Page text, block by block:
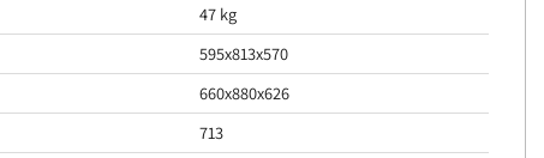
47 kg
595x813x570
660x880x626
713